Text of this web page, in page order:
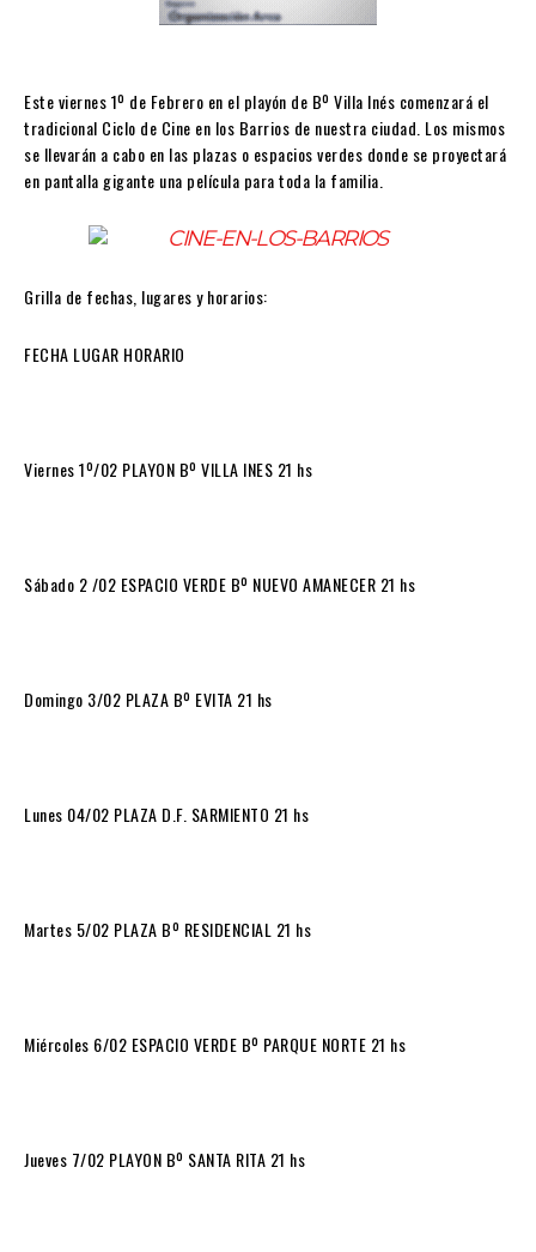
Este viernes 1º de Febrero en el playón de Bº Villa Inés comenzará el
tradicional Ciclo de Cine en los Barrios de nuestra ciudad. Los mismos
se llevarán a cabo en las plazas o espacios verdes donde se proyectará
en pantalla gigante una película para toda la familia.
Grilla de fechas, lugares y horarios:
FECHA LUGAR HORARIO
Viernes 1º/02 PLAYON Bº VILLA INES 21 hs
Sábado 2 /02 ESPACIO VERDE Bº NUEVO AMANECER 21 hs
Domingo 3/02 PLAZA Bº EVITA 21 hs
Lunes 04/02 PLAZA D.F. SARMIENTO 21 hs
Martes 5/02 PLAZA Bº RESIDENCIAL 21 hs
Miércoles 6/02 ESPACIO VERDE Bº PARQUE NORTE 21 hs
Jueves 7/02 PLAYON Bº SANTA RITA 21 hs